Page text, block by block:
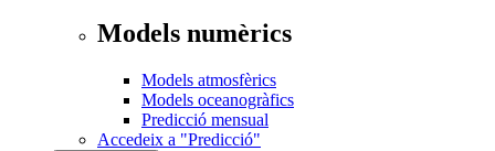
Models numèrics
Models atmosfèrics
Models oceanogràfics
Predicció mensual
Accedeix a "Predicció"